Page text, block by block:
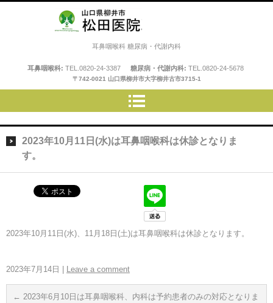
松田医院耳鼻咽喉科 糖尿病・代謝内科
耳鼻咽喉科: TEL. 0820-24-3387 糖尿病・代謝内科: TEL. 0820-24-5678
〒742-0021 山口県柳井市大字柳井古市3715-1
2023年10月11日(水)は耳鼻咽喉科は休診となりま
す。
2023年10月11日(水)、11月18日(土)は耳鼻咽喉科は休診となります。
2023年7月14日 Leave a comment
← 2023年6月10日は耳鼻咽喉科、内科は予約患者のみの対応となりま